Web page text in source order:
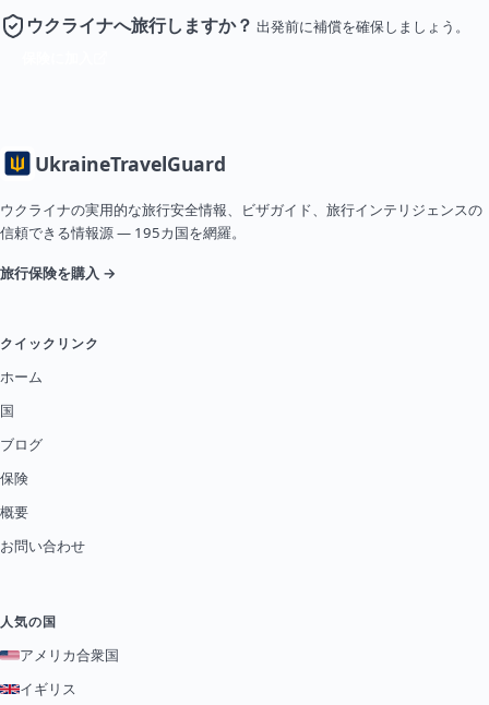
ウクライナへ旅行しますか？ 出発前に補償を確保しましょう。
UkraineTravelGuard
ウクライナの実用的な旅行安全情報、ビザガイド、旅行インテリジェンスの
信頼できる情報源 — 195カ国を網羅。
旅行保険を購入 →
クイックリンク
ホーム
国
ブログ
保険
概要
お問い合わせ
人気の国
アメリカ合衆国
イギリス